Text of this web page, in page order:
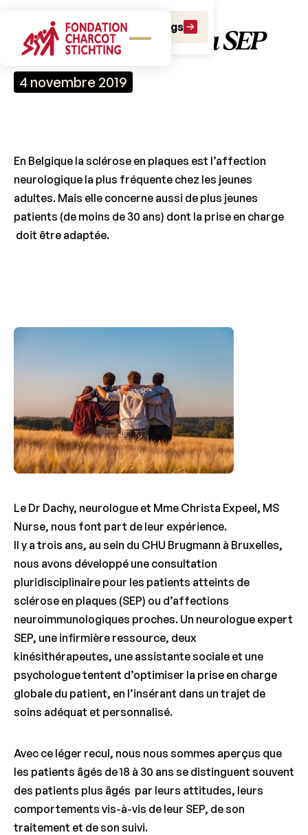
Faire un don Faire un legs
Les Jeunes fâce à la SEP
4 novembre 2019
En Belgique la sclérose en plaques est l’affection
neurologique la plus fréquente chez les jeunes
adultes. Mais elle concerne aussi de plus jeunes
patients (de moins de 30 ans) dont la prise en charge
doit être adaptée.
Le Dr Dachy, neurologue et Mme Christa Expeel, MS
Nurse, nous font part de leur expérience.
Il y a trois ans, au sein du CHU Brugmann à Bruxelles,
nous avons développé une consultation
pluridisciplinaire pour les patients atteints de
sclérose en plaques (SEP) ou d’affections
neuroimmunologiques proches. Un neurologue expert
SEP, une infirmière ressource, deux
kinésithérapeutes, une assistante sociale et une
psychologue tentent d’optimiser la prise en charge
globale du patient, en l’insérant dans un trajet de
soins adéquat et personnalisé.
Avec ce léger recul, nous nous sommes aperçus que
les patients âgés de 18 à 30 ans se distinguent souvent
des patients plus âgés par leurs attitudes, leurs
comportements vis-à-vis de leur SEP, de son
traitement et de son suivi.